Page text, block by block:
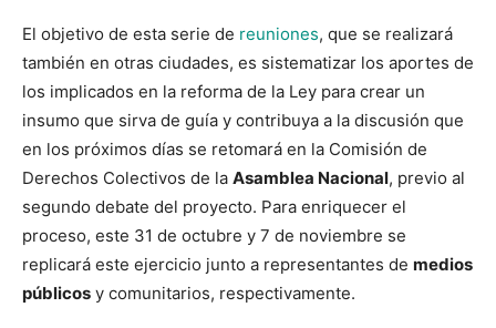
El objetivo de esta serie de reuniones, que se realizará
también en otras ciudades, es sistematizar los aportes de
los implicados en la reforma de la Ley para crear un
insumo que sirva de guía y contribuya a la discusión que
en los próximos días se retomará en la Comisión de
Derechos Colectivos de la Asamblea Nacional, previo al
segundo debate del proyecto. Para enriquecer el
proceso, este 31 de octubre y 7 de noviembre se
replicará este ejercicio junto a representantes de medios
públicos y comunitarios, respectivamente.